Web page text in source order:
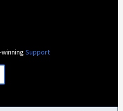
winningSupport